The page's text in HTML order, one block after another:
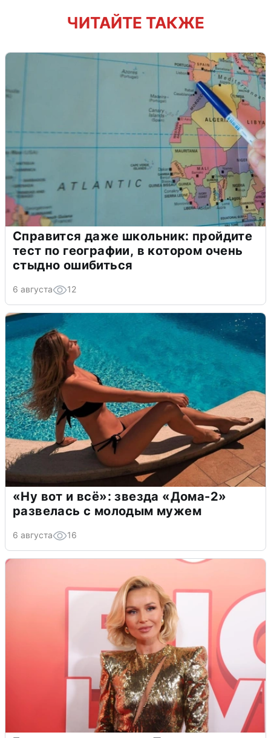
ЧИТАЙТЕ ТАКЖЕ
Справится даже школьник: пройдите
тест по географии, в котором очень
стыдно ошибиться
6 августа 12
«Ну вот и всё»: звезда «Дома-2»
развелась с молодым мужем
6 августа 16